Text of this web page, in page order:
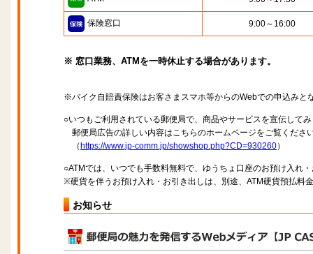
保険窓口 9:00～16:00
※ 窓口業務、ATMを一時休止する場合があります。
※バイク自賠責保険はお客さまスマホ等からのWebでの申込みと
○いつもご利用されている郵便局で、商品やサービスを宣伝して
郵便局広告の詳しい内容はこちらのホームページをご覧くださ
（ https://www.jp-comm.jp/showshop.php?CD=930260）
○ATMでは、いつでも手数料無料で、ゆうちょ口座のお預け入れ
※硬貨を伴うお預け入れ・お引き出しは、別途、ATM硬貨預払料
お知らせ